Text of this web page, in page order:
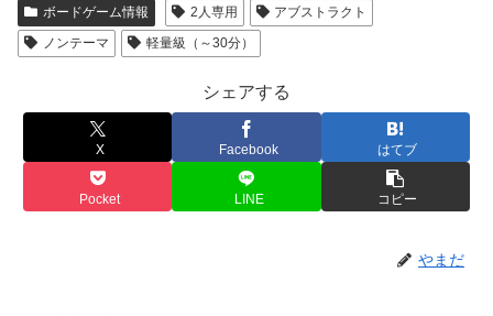
ボードゲーム情報 2人専用
アブストラクト
ノンテーマ
軽量級（～30分）
シェアする
X Facebook はてブ
Pocket LINE コピー
やまだ